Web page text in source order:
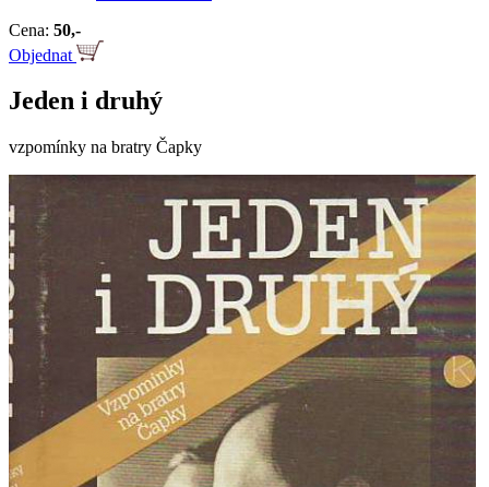
Cena: 50,-
Objednat
Jeden i druhý
vzpomínky na bratry Čapky